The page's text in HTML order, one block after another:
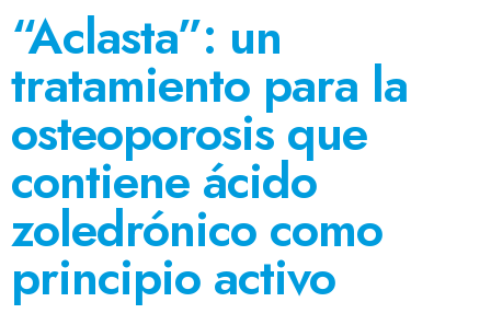
“Aclasta”: un
tratamiento para la
osteoporosis que
contiene ácido
zoledrónico como
principio activo